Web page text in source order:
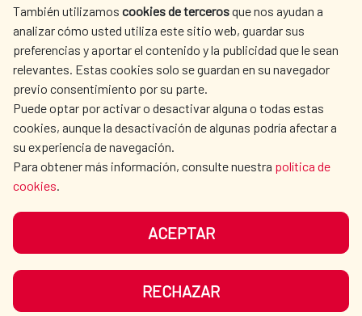
También utilizamos cookies de tercerosque nos ayudan a
analizar cómo usted utiliza este sitio web, guardar sus
preferencias y aportar el contenido y la publicidad que le sean
relevantes. Estas cookies solo se guardan en su navegador
previo consentimiento por su parte.
Puede optar por activar o desactivar alguna o todas estas
cookies, aunque la desactivación de algunas podría afectar a
su experiencia de navegación.
Para obtener más información, consulte nuestra política de
cookies.
ACEPTAR
RECHAZAR
CULTURE AND SCIENCE LIBRARY
OUR SOCIAL MEDIA
DATA PROTECTION
SITEMAP